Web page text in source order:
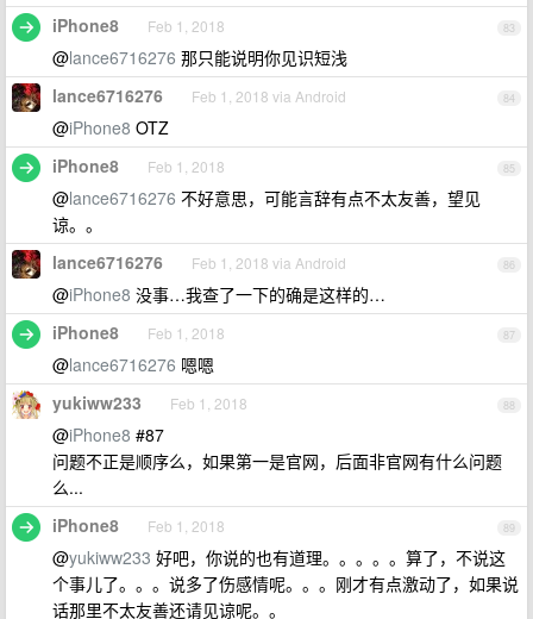
83
iPhone8 Feb 1, 2018
@lance6716276 那只能说明你见识短浅
84
lance6716276 Feb 1, 2018 via Android
@iPhone8 OTZ
85
iPhone8 Feb 1, 2018
@lance6716276 不好意思，可能言辞有点不太友善，望见
谅。。
86
lance6716276 Feb 1, 2018 via Android
@iPhone8 没事…我查了一下的确是这样的…
87
iPhone8 Feb 1, 2018
@lance6716276 嗯嗯
88
yukiww233 Feb 1, 2018
@iPhone8 #87
问题不正是顺序么，如果第一是官网，后面非官网有什么问题
么...
89
iPhone8 Feb 1, 2018
@yukiww233 好吧，你说的也有道理。。。。。算了，不说这
个事儿了。。。说多了伤感情呢。。。刚才有点激动了，如果说
话那里不太友善还请见谅呢。。